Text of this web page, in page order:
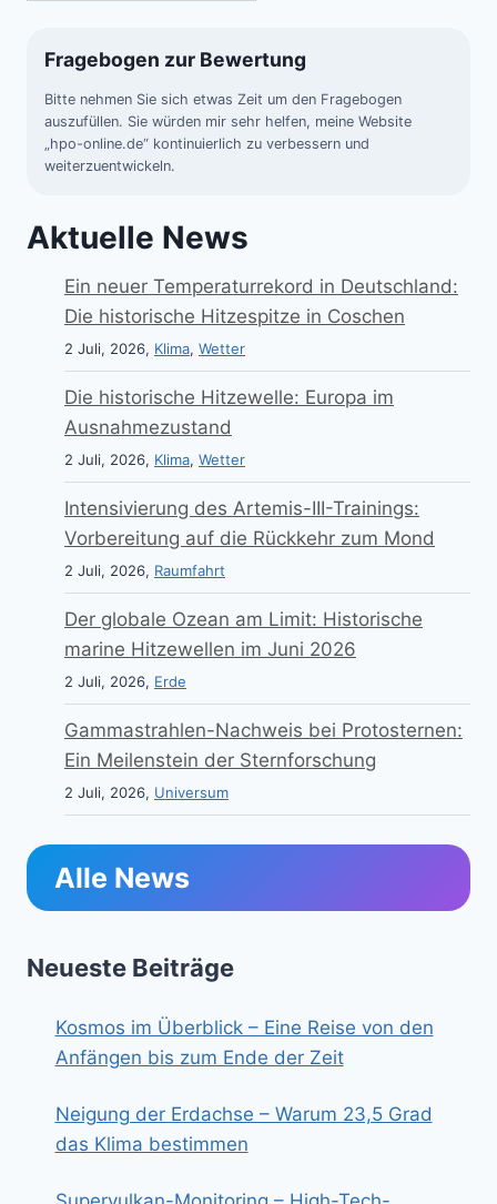
Fragebogen zur Bewertung
Bitte nehmen Sie sich etwas Zeit um den Fragebogen
auszufüllen. Sie würden mir sehr helfen, meine Website
„hpo-online.de“ kontinuierlich zu verbessern und
weiterzuentwickeln.
Aktuelle News
Ein neuer Temperaturrekord in Deutschland:
Die historische Hitzespitze in Coschen
2 Juli, 2026, Klima, Wetter
Die historische Hitzewelle: Europa im
Ausnahmezustand
2 Juli, 2026, Klima, Wetter
Intensivierung des Artemis-III-Trainings:
Vorbereitung auf die Rückkehr zum Mond
2 Juli, 2026, Raumfahrt
Der globale Ozean am Limit: Historische
marine Hitzewellen im Juni 2026
2 Juli, 2026, Erde
Gammastrahlen-Nachweis bei Protosternen:
Ein Meilenstein der Sternforschung
2 Juli, 2026, Universum
Alle News
Neueste Beiträge
Kosmos im Überblick – Eine Reise von den
Anfängen bis zum Ende der Zeit
Neigung der Erdachse – Warum 23,5 Grad
das Klima bestimmen